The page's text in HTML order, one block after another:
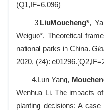
(Q1,IF=6.096)
3.LiuMoucheng*,
Weiguo*. Theoretical
national parks in China.
2020, (24):
4.Lun Yang,
Wenhua Li. The impacts
planting decisions: A